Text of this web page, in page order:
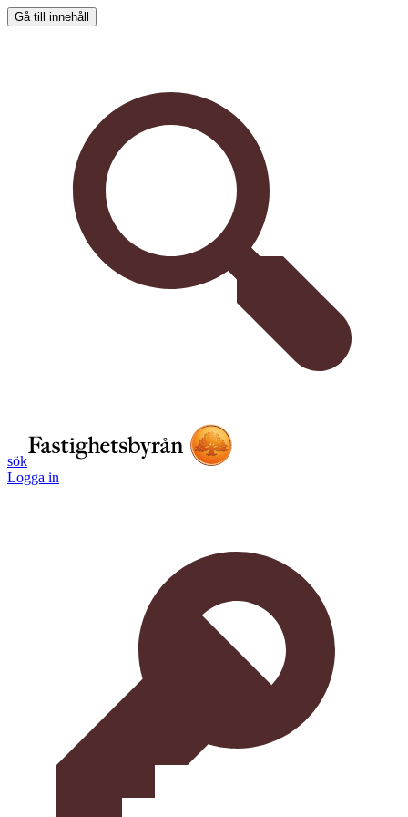
Gå till innehåll
sök
Logga in